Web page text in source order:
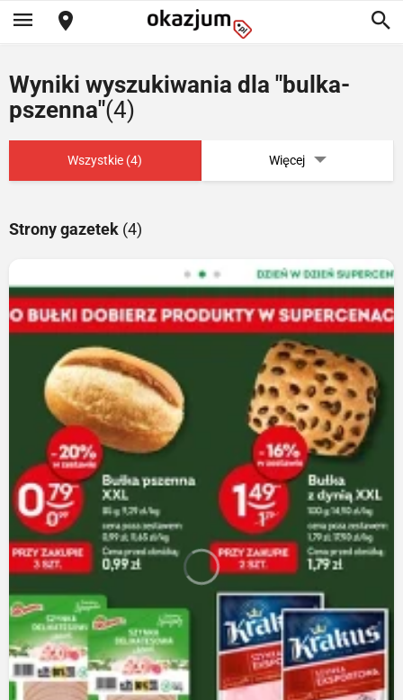
Wyniki wyszukiwania dla "bulka-
pszenna"(4)
Wszystkie (4) Więcej
Strony gazetek (4)